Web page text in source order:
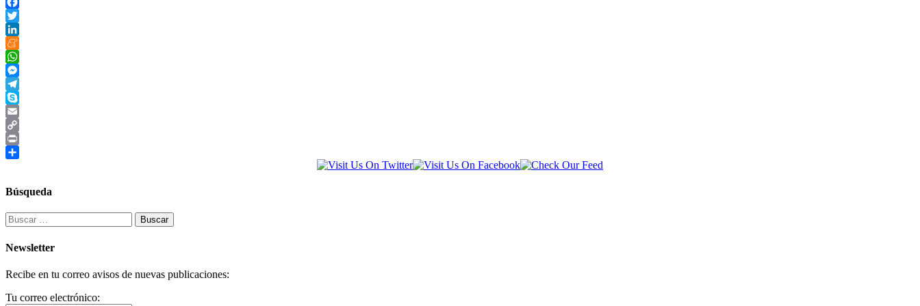
Facebook
Twitter
LinkedIn
Meneame
WhatsApp
Messenger
Telegram
Skype
Email
Copy
Link
Print
Búsqueda
Buscar:
Newsletter
Recibe en tu correo avisos de nuevas publicaciones:
Tu correo electrónico: